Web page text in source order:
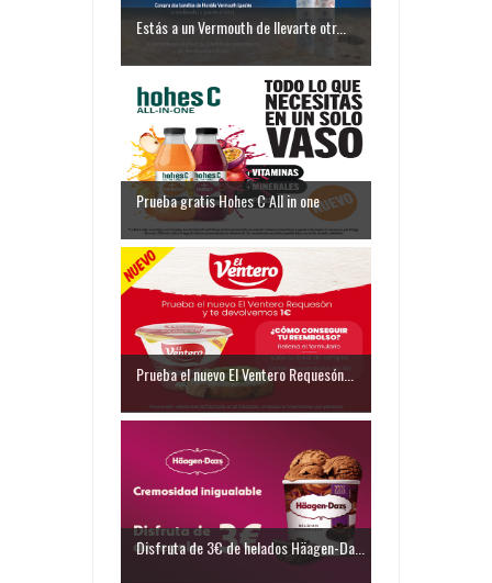
Estás a un Vermouth de llevarte otr...
Prueba gratis Hohes C All in one
Prueba el nuevo El Ventero Requesón...
Disfruta de 3€ de helados Häagen-Da...